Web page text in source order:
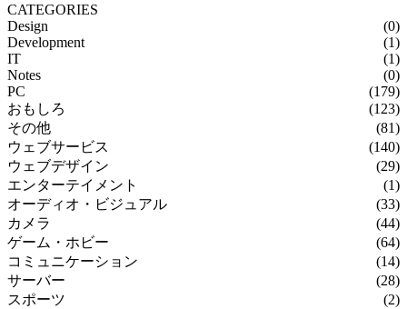
CATEGORIES
Design
(0)
Development
(1)
IT
(1)
Notes
(0)
PC
(179)
おもしろ
(123)
その他
(81)
ウェブサービス
(140)
ウェブデザイン
(29)
エンターテイメント
(1)
オーディオ・ビジュアル
(33)
カメラ
(44)
ゲーム・ホビー
(64)
コミュニケーション
(14)
サーバー
(28)
スポーツ
(2)